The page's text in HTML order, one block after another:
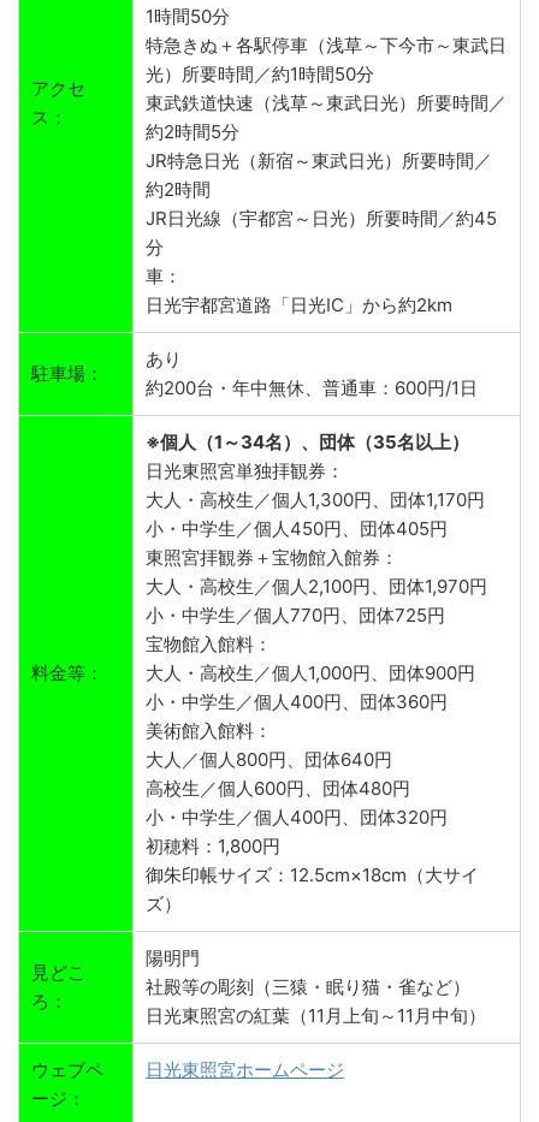
アクセ
ス：
1時間50分
特急きぬ＋各駅停車（浅草～下今市～東武日
光）所要時間／約1時間50分
東武鉄道快速（浅草～東武日光）所要時間／
約2時間5分
JR特急日光（新宿～東武日光）所要時間／
約2時間
JR日光線（宇都宮～日光）所要時間／約45
分
車：
日光宇都宮道路「日光IC」から約2km
駐車場：
あり
約200台・年中無休、普通車：600円/1日
料金等：
※個人（1～34名）、団体（35名以上）
日光東照宮単独拝観券：
大人・高校生／個人1,300円、団体1,170円
小・中学生／個人450円、団体405円
東照宮拝観券＋宝物館入館券：
大人・高校生／個人2,100円、団体1,970円
小・中学生／個人770円、団体725円
宝物館入館料：
大人・高校生／個人1,000円、団体900円
小・中学生／個人400円、団体360円
美術館入館料：
大人／個人800円、団体640円
高校生／個人600円、団体480円
小・中学生／個人400円、団体320円
初穂料：1,800円
御朱印帳サイズ：12.5cm×18cm（大サイ
ズ）
見どこ
ろ：
陽明門
社殿等の彫刻（三猿・眠り猫・雀など）
日光東照宮の紅葉（11月上旬～11月中旬）
ウェブペ
ージ：
日光東照宮ホームページ